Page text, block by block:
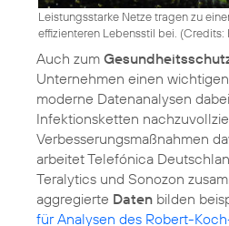
Leistungsstarke Netze tragen zu
effizienteren Lebensstil bei. (Credits:
Auch zum
Unternehmen einen
moderne Datenanalysen
Infektionsketten
Verbesserungsmaßnahmen
arbeitet Telefónica
Teralytics und Sonozon
aggregierte Daten bilden
für Analysen des Robert-